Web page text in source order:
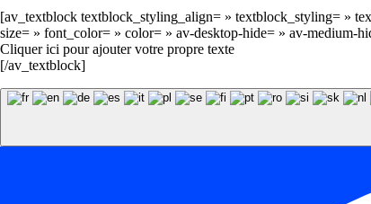
[av_textblock textblock_styling_align= » textblock_styling= »
size= » font_color= » color= » av-desktop-hide= » av-medium-
Cliquer ici pour ajouter votre propre texte
[/av_textblock]